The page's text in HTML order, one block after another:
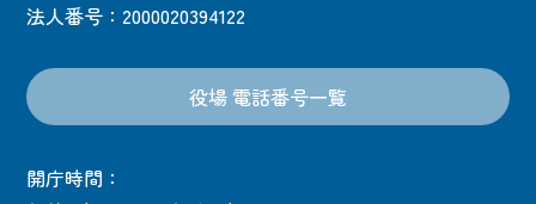
法人番号：2000020394122
役場 電話番号一覧
開庁時間：